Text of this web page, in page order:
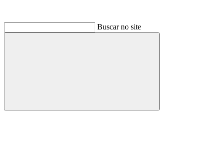
Buscar no site
Buscar